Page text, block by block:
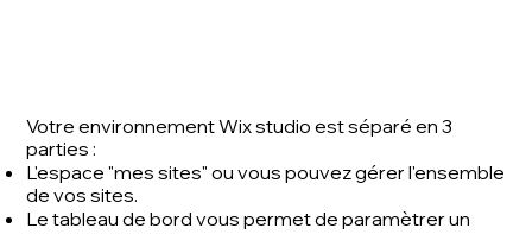
Votre environnement Wix studio est séparé en 3
parties :
L'espace "mes sites" ou vous pouvez gérer l'ensemble
de vos sites.
Le tableau de bord vous permet de paramètrer un